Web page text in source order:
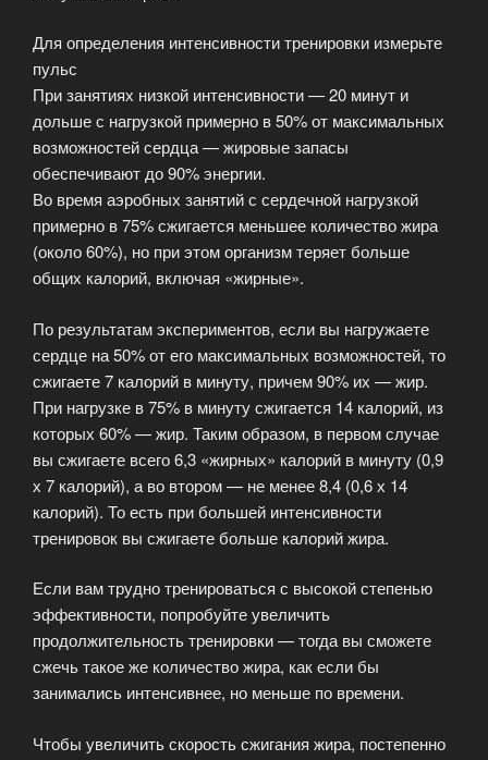
Для определения интенсивности тренировки измерьте
пульс
При занятиях низкой интенсивности — 20 минут и
дольше с нагрузкой примерно в 50% от максимальных
возможностей сердца — жировые запасы
обеспечивают до 90% энергии.
Во время аэробных занятий с сердечной нагрузкой
примерно в 75% сжигается меньшее количество жира
(около 60%), но при этом организм теряет больше
общих калорий, включая «жирные».
По результатам экспериментов, если вы нагружаете
сердце на 50% от его максимальных возможностей, то
сжигаете 7 калорий в минуту, причем 90% их — жир.
При нагрузке в 75% в минуту сжигается 14 калорий, из
которых 60% — жир. Таким образом, в первом случае
вы сжигаете всего 6,3 «жирных» калорий в минуту (0,9
х 7 калорий), а во втором — не менее 8,4 (0,6 х 14
калорий). То есть при большей интенсивности
тренировок вы сжигаете больше калорий жира.
Если вам трудно тренироваться с высокой степенью
эффективности, попробуйте увеличить
продолжительность тренировки — тогда вы сможете
сжечь такое же количество жира, как если бы
занимались интенсивнее, но меньше по времени.
Чтобы увеличить скорость сжигания жира, постепенно